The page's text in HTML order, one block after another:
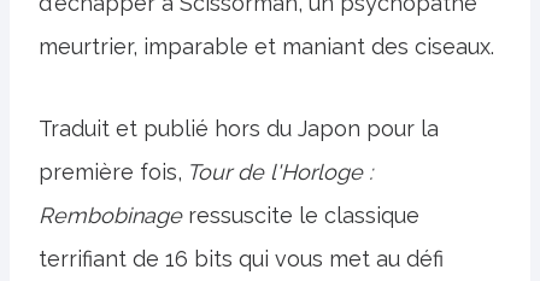
meurtrier, imparable et maniant des ciseaux.
Traduit et publié hors du Japon pour la
première fois, Tour de l'Horloge :
Rembobinageressuscite le classique
terrifiant de 16 bits qui vous met au défi